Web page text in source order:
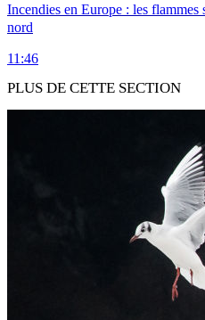
Incendies en Europe : les flammes
nord
11:46
PLUS DE CETTE SECTION